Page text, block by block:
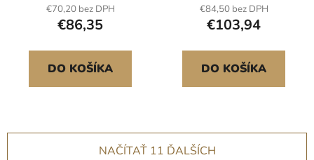
€70,20 bez DPH
€86,35
DO KOŠÍKA
€84,50 bez DPH
€103,94
DO KOŠÍKA
NAČÍTAŤ 11 ĎALŠÍCH